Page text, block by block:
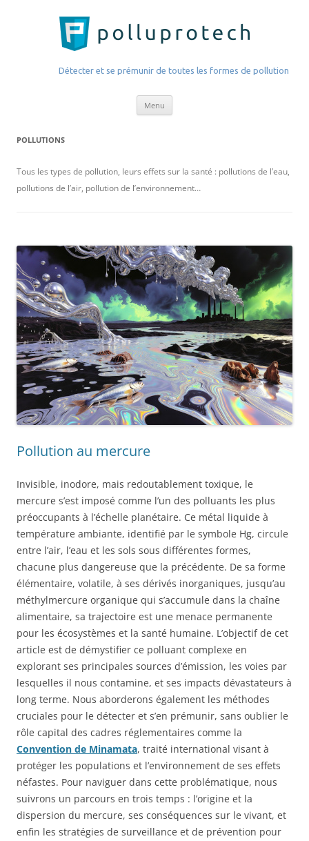
PolluProTech.com
Détecter et se prémunir de toutes les formes de pollution
Menu
POLLUTIONS
Tous les types de pollution, leurs effets sur la santé : pollutions de l’eau,
pollutions de l’air, pollution de l’environnement…
Pollution au mercure
Invisible, inodore, mais redoutablement toxique, le
mercure s’est imposé comme l’un des polluants les plus
préoccupants à l’échelle planétaire. Ce métal liquide à
température ambiante, identifié par le symbole Hg, circule
entre l’air, l’eau et les sols sous différentes formes,
chacune plus dangereuse que la précédente. De sa forme
élémentaire, volatile, à ses dérivés inorganiques, jusqu’au
méthylmercure organique qui s’accumule dans la chaîne
alimentaire, sa trajectoire est une menace permanente
pour les écosystèmes et la santé humaine. L’objectif de cet
article est de démystifier ce polluant complexe en
explorant ses principales sources d’émission, les voies par
lesquelles il nous contamine, et ses impacts dévastateurs à
long terme. Nous aborderons également les méthodes
cruciales pour le détecter et s’en prémunir, sans oublier le
rôle capital des cadres réglementaires comme la
Convention de Minamata, traité international visant à
protéger les populations et l’environnement de ses effets
néfastes. Pour naviguer dans cette problématique, nous
suivrons un parcours en trois temps : l’origine et la
dispersion du mercure, ses conséquences sur le vivant, et
enfin les stratégies de surveillance et de prévention pour